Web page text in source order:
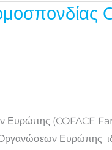
Ευρώπης (COFACE
Οργανώσεων Ευρώπης